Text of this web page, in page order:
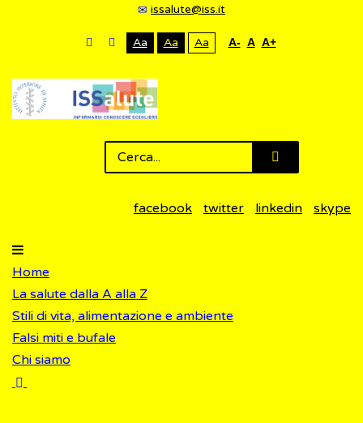
issalute@iss.it
Aa Aa Aa A- A A+
facebook twitter linkedin skype
Home
La salute dalla A alla Z
Stili di vita, alimentazione e ambiente
Falsi miti e bufale
Chi siamo